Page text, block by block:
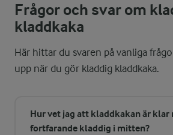
Frågor och svar om
kladdkaka
Här hittar du svaren på vanliga
upp när du gör kladdig kladdkaka.
Hur vet jag att kladdkakan är klar
fortfarande kladdig i mitten?